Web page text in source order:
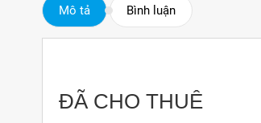
Mô tả Bình luận
ĐÃ CHO THUÊ